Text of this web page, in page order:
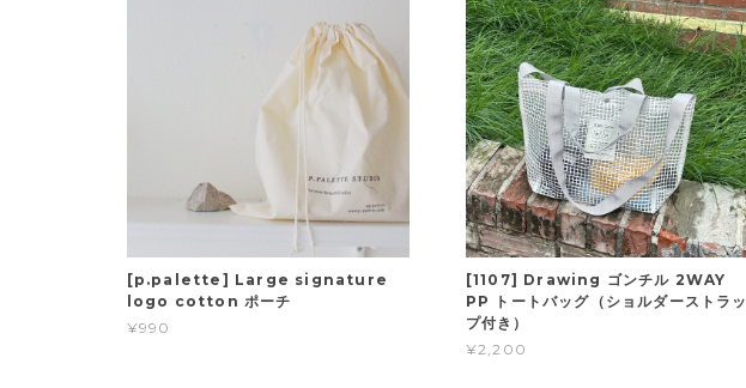
[p.palette] Large signature
logo cotton ポーチ
¥990
[1107] Drawing ゴンチル 2WAY
PP トートバッグ（ショルダーストラッ
プ付き）
¥2,200